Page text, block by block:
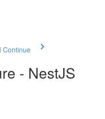
Continue
- NestJS